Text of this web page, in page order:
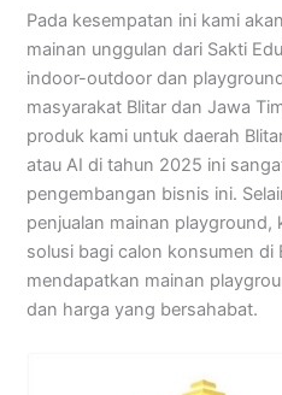
Pada kesempatan ini kami
mainan unggulan dari Sakti
indoor-outdoor dan
masyarakat Blitar dan Jawa
produk kami untuk daerah
atau AI di tahun 2025 ini
pengembangan bisnis ini.
penjualan mainan playground,
solusi bagi calon konsumen di
mendapatkan mainan
dan harga yang bersahabat.